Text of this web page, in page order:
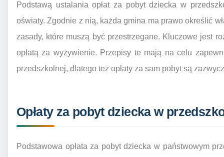
Podstawą ustalania opłat za pobyt dziecka w
oświaty. Zgodnie z nią, każda gmina ma prawo określić
zasady, które muszą być przestrzegane. Kluczowe jest
opłatą za wyżywienie. Przepisy te mają na celu
przedszkolnej, dlatego też opłaty za sam pobyt są
Opłaty za pobyt dziecka w
Podstawowa opłata za pobyt dziecka w państwowym